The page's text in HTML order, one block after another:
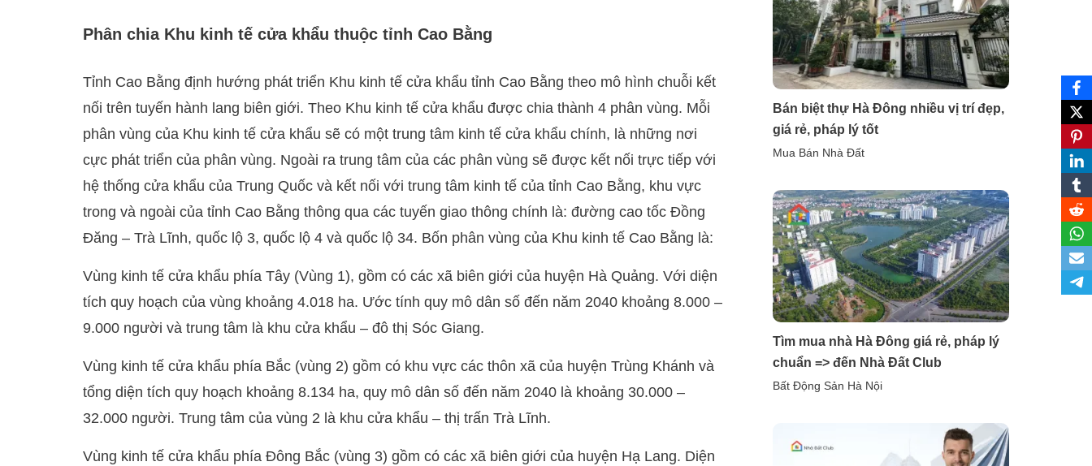
Phân chia Khu kinh tế cửa khẩu thuộc tỉnh Cao Bằng
Tỉnh Cao Bằng định hướng phát triển Khu kinh tế cửa khẩu tỉnh Cao Bằng theo mô hình chuỗi kết
nối trên tuyến hành lang biên giới. Theo Khu kinh tế cửa khẩu được chia thành 4 phân vùng. Mỗi
phân vùng của Khu kinh tế cửa khẩu sẽ có một trung tâm kinh tế cửa khẩu chính, là những nơi
cực phát triển của phân vùng. Ngoài ra trung tâm của các phân vùng sẽ được kết nối trực tiếp với
hệ thống cửa khẩu của Trung Quốc và kết nối với trung tâm kinh tế của tỉnh Cao Bằng, khu vực
trong và ngoài của tỉnh Cao Bằng thông qua các tuyến giao thông chính là: đường cao tốc Đồng
Đăng – Trà Lĩnh, quốc lộ 3, quốc lộ 4 và quốc lộ 34. Bốn phân vùng của Khu kinh tế Cao Bằng là:
Vùng kinh tế cửa khẩu phía Tây (Vùng 1), gồm có các xã biên giới của huyện Hà Quảng. Với diện
tích quy hoạch của vùng khoảng 4.018 ha. Ước tính quy mô dân số đến năm 2040 khoảng 8.000 –
9.000 người và trung tâm là khu cửa khẩu – đô thị Sóc Giang.
Vùng kinh tế cửa khẩu phía Bắc (vùng 2) gồm có khu vực các thôn xã của huyện Trùng Khánh và
tổng diện tích quy hoạch khoảng 8.134 ha, quy mô dân số đến năm 2040 là khoảng 30.000 –
32.000 người. Trung tâm của vùng 2 là khu cửa khẩu – thị trấn Trà Lĩnh.
Vùng kinh tế cửa khẩu phía Đông Bắc (vùng 3) gồm có các xã biên giới của huyện Hạ Lang. Diện
Bán biệt thự Hà Đông nhiều vị trí đẹp,
giá rẻ, pháp lý tốt
Mua Bán Nhà Đất
Tìm mua nhà Hà Đông giá rẻ, pháp lý
chuẩn => đến Nhà Đất Club
Bất Động Sản Hà Nội